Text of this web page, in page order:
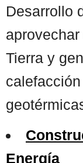
Desarrollo
Tierra y
Energía